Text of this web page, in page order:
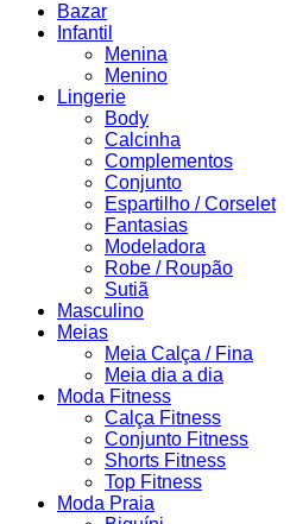
Bazar
Infantil
Menina
Menino
Lingerie
Body
Calcinha
Complementos
Conjunto
Espartilho / Corselet
Fantasias
Modeladora
Robe / Roupão
Sutiã
Masculino
Meias
Meia Calça / Fina
Meia dia a dia
Moda Fitness
Calça Fitness
Conjunto Fitness
Shorts Fitness
Top Fitness
Moda Praia